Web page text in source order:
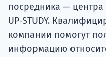
посредника —
UP-STUDY.
компании помогут
информацию